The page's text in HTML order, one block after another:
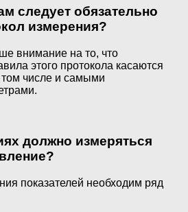
следует обязательно
измерения?
внимание на то, что
этого протокола касаются
числе и самыми
должно измеряться
показателей необходим ряд